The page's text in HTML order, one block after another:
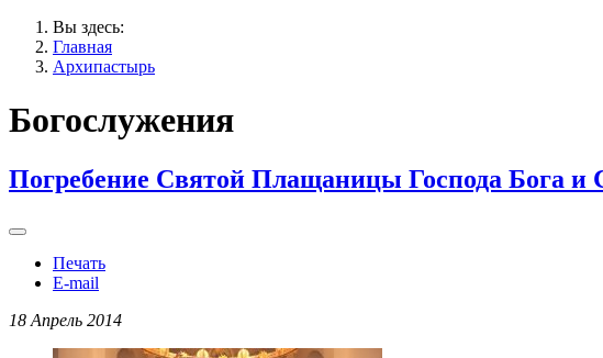
Вы здесь:
Главная
Архипастырь
Богослужения
Погребение Святой Плащаницы Господа Бога и
Печать
E-mail
18 Апрель 2014